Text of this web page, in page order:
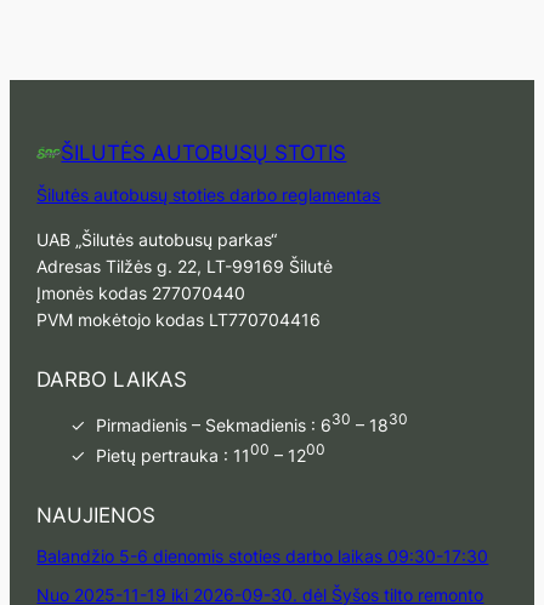
ŠILUTĖS AUTOBUSŲ STOTIS
Šilutės autobusų stoties darbo reglamentas
UAB „Šilutės autobusų parkas“
Adresas Tilžės g. 22, LT-99169 Šilutė
Įmonės kodas 277070440
PVM mokėtojo kodas LT770704416
DARBO LAIKAS
Pirmadienis – Sekmadienis : 630 – 1830
Pietų pertrauka : 1100 – 1200
NAUJIENOS
Balandžio 5-6 dienomis stoties darbo laikas 09:30-17:30
Nuo 2025-11-19 iki 2026-09-30. dėl Šyšos tilto remonto